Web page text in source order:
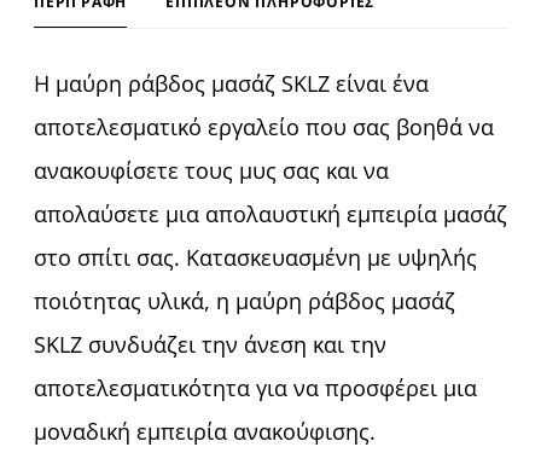
Η μαύρη ράβδος μασάζ SKLZ είναι ένα
αποτελεσματικό εργαλείο που σας βοηθά να
ανακουφίσετε τους μυς σας και να
απολαύσετε μια απολαυστική εμπειρία μασάζ
στο σπίτι σας. Κατασκευασμένη με υψηλής
ποιότητας υλικά, η μαύρη ράβδος μασάζ
SKLZ συνδυάζει την άνεση και την
αποτελεσματικότητα για να προσφέρει μια
μοναδική εμπειρία ανακούφισης.